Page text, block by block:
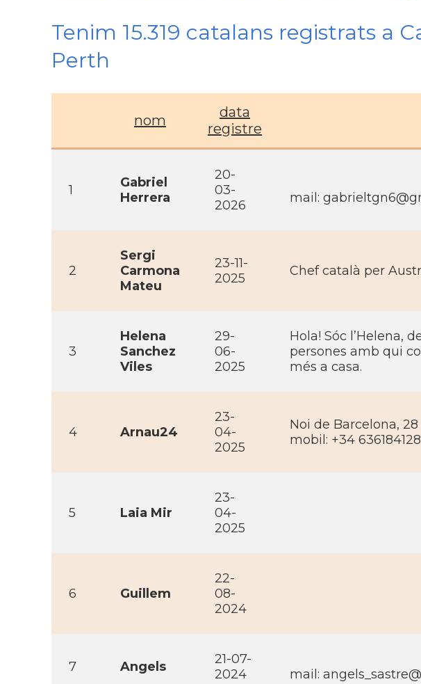
Tenim 15.319 catalans registrats a
Perth
nom
data
registre
1
Gabriel
Herrera
20-
03-
2026
mail:
2
Sergi
Carmona
Mateu
23-11-
2025
Chef català per
3
Helena
Sanchez
Viles
29-
06-
2025
Hola! Sóc l’Helena,
persones amb qui
més a casa.
4 Arnau24
23-
04-
2025
Noi de Barcelona,
mobil: +34 636184128
5 Laia Mir
23-
04-
2025
6 Guillem
22-
08-
2024
7 Angels
21-07-
2024
mail: